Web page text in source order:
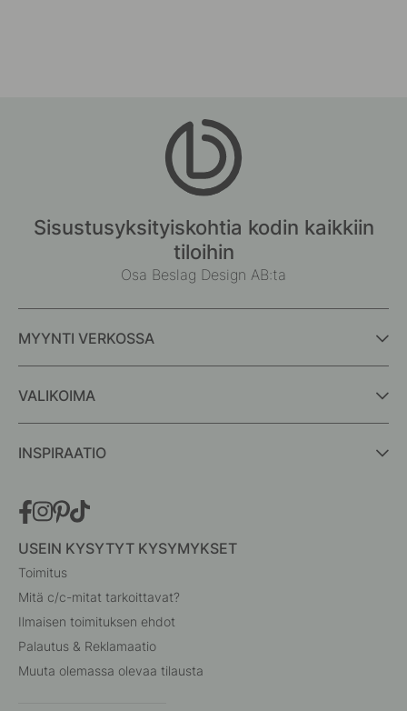
Sisustusyksityiskohtia kodin kaikkiin
tiloihin
Osa Beslag Design AB:ta
MYYNTI VERKOSSA
VALIKOIMA
INSPIRAATIO
USEIN KYSYTYT KYSYMYKSET
Toimitus
Mitä c/c-mitat tarkoittavat?
Ilmaisen toimituksen ehdot
Palautus & Reklamaatio
Muuta olemassa olevaa tilausta